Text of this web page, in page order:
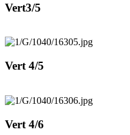
Vert3/5
Vert 4/5
Vert 4/6